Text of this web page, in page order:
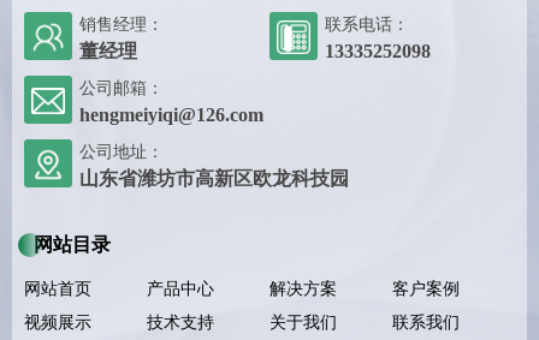
销售经理：
董经理
联系电话：
13335252098
公司邮箱：
hengmeiyiqi@126.com
公司地址：
山东省潍坊市高新区欧龙科技园
网站目录
网站首页 产品中心 解决方案
客户案例
视频展示
技术支持 关于我们
联系我们